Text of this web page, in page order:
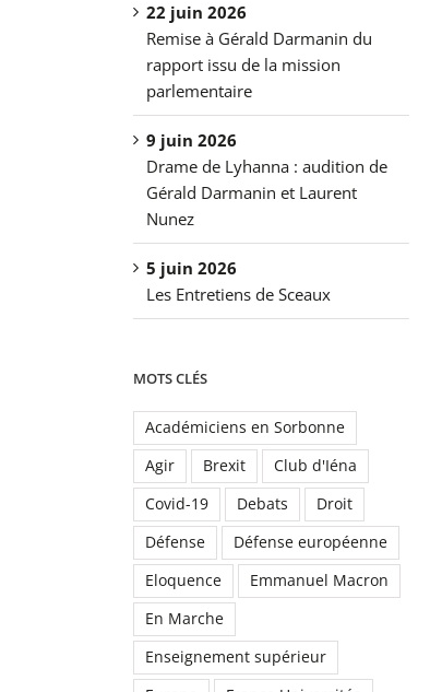
22 juin 2026
Remise à Gérald Darmanin du
rapport issu de la mission
parlementaire
9 juin 2026
Drame de Lyhanna : audition de
Gérald Darmanin et Laurent
Nunez
5 juin 2026
Les Entretiens de Sceaux
MOTS CLÉS
Académiciens en Sorbonne
Agir
Brexit
Club d'Iéna
Covid-19
Debats
Droit
Défense
Défense européenne
Eloquence
Emmanuel Macron
En Marche
Enseignement supérieur